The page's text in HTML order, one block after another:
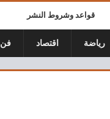
قواعد وشروط النشر
رياضة اقتصاد فن